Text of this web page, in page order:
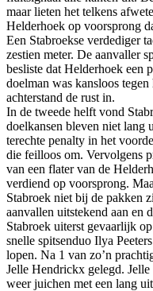
maar lieten het telkens
Helderhoek op voorsprong
Een Stabroekse verdediger
zestien meter. De aanvaller
besliste dat Helderhoek een
doelman was kansloos
achterstand de rust in.
In de tweede helft vond
doelkansen bleven niet lang
terechte penalty in het
die feilloos om. Vervolgens
van een flater van de
verdiend op voorsprong.
Stabroek niet bij de pakken
aanvallen uitstekend aan en
Stabroek uiterst gevaarlijk
snelle spitsenduo Ilya
lopen. Na 1 van zo’n
Jelle Hendrickx gelegd.
weer juichen met een lang